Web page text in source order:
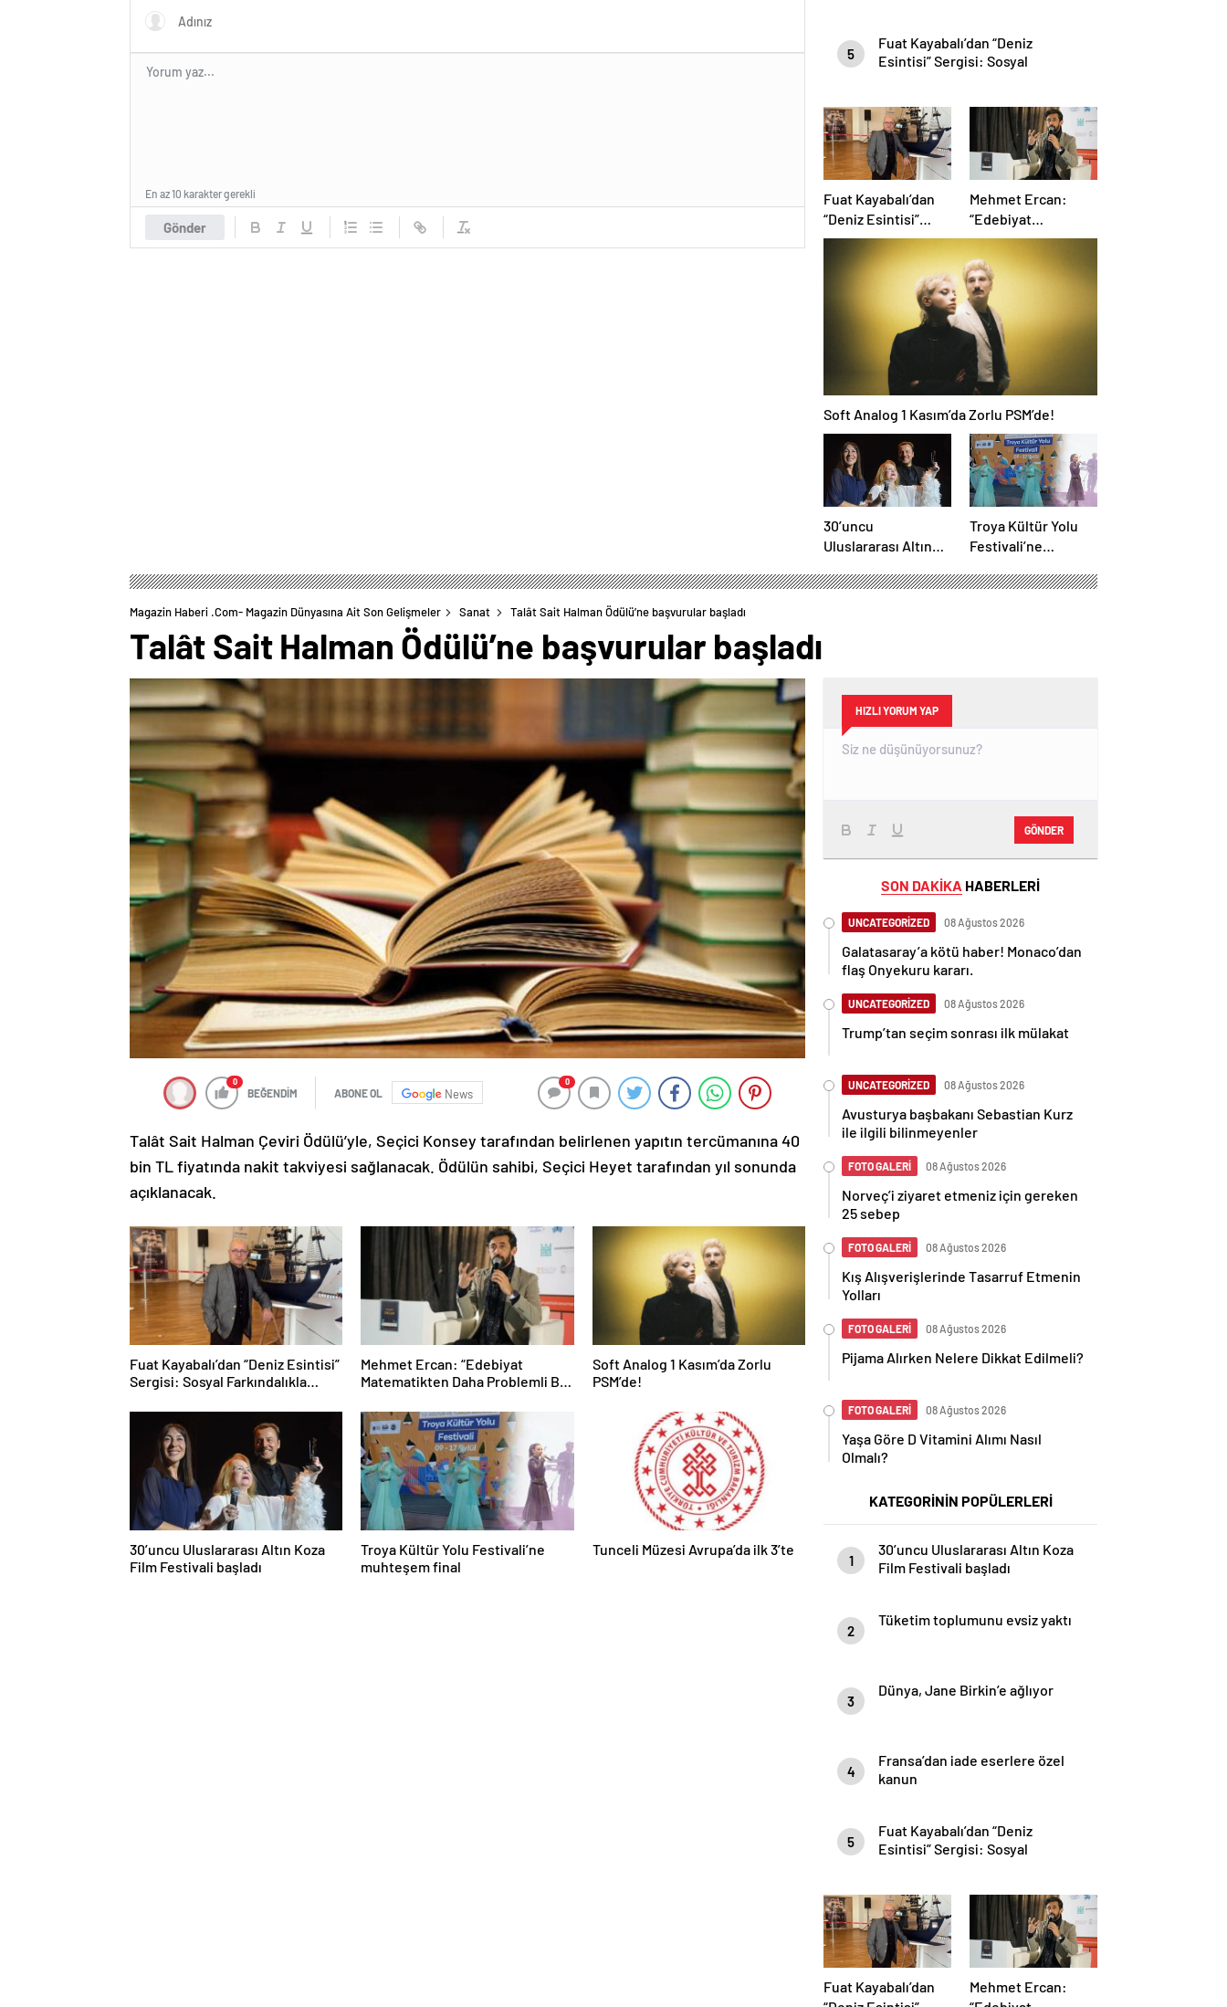
Gönder
En az 10 karakter gerekli
5
Fuat Kayabalı’dan “Deniz
Esintisi” Sergisi: Sosyal
Fuat Kayabalı’dan
“Deniz Esintisi”
Sergisi: Sosyal
Farkındalıkla Sanat
Mehmet Ercan:
“Edebiyat
Matematikten Daha
Problemli Bir
Mesele”
Soft Analog 1 Kasım’da Zorlu PSM’de!
30’uncu
Uluslararası Altın
başladı
Troya Kültür Yolu
Festivali’ne
Magazin Haberi .com- Magazin Dünyasına Ait Son Gelişmeler Sanat Talât Sait Halman Ödülü’ne başvurular başladı
Talât Sait Halman Ödülü’ne başvurular başladı
0
BEĞENDİM ABONE OL News
0
Talât Sait Halman Çeviri Ödülü’yle, Seçici Konsey tarafından belirlenen yapıtın tercümanına 40
bin TL fiyatında nakit takviyesi sağlanacak. Ödülün sahibi, Seçici Heyet tarafından yıl sonunda
açıklanacak.
Fuat Kayabalı’dan “Deniz Esintisi”
Sergisi: Sosyal Farkındalıkla
Mehmet Ercan: “Edebiyat
Matematikten Daha Problemli Bir
Soft Analog 1 Kasım’da Zorlu
PSM’de!
30’uncu Uluslararası Altın Koza
Film Festivali başladı
Troya Kültür Yolu Festivali’ne
muhteşem final
Tunceli Müzesi Avrupa’da ilk 3’te
HIZLI YORUM YAP
GÖNDER
SON DAKİKA HABERLERİ
UNCATEGORİZED 08 Ağustos 2026
Galatasaray’a kötü haber! Monaco’dan
flaş Onyekuru kararı.
UNCATEGORİZED 08 Ağustos 2026
Trump’tan seçim sonrası ilk mülakat
UNCATEGORİZED 08 Ağustos 2026
Avusturya başbakanı Sebastian Kurz
ile ilgili bilinmeyenler
FOTO GALERİ 08 Ağustos 2026
Norveç’i ziyaret etmeniz için gereken
25 sebep
FOTO GALERİ 08 Ağustos 2026
Kış Alışverişlerinde Tasarruf Etmenin
Yolları
FOTO GALERİ 08 Ağustos 2026
Pijama Alırken Nelere Dikkat Edilmeli?
FOTO GALERİ 08 Ağustos 2026
Yaşa Göre D Vitamini Alımı Nasıl
Olmalı?
KATEGORİNİN POPÜLERLERİ
1
30’uncu Uluslararası Altın Koza
Film Festivali başladı
2
Tüketim toplumunu evsiz yaktı
3
Dünya, Jane Birkin’e ağlıyor
4
Fransa’dan iade eserlere özel
kanun
5
Fuat Kayabalı’dan “Deniz
Esintisi” Sergisi: Sosyal
Fuat Kayabalı’dan
Mehmet Ercan: